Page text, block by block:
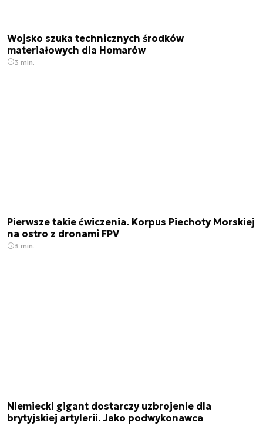
Wojsko szuka technicznych środków
materiałowych dla Homarów
3 min.
Pierwsze takie ćwiczenia. Korpus Piechoty Morskiej
na ostro z dronami FPV
3 min.
Niemiecki gigant dostarczy uzbrojenie dla
brytyjskiej artylerii. Jako podwykonawca